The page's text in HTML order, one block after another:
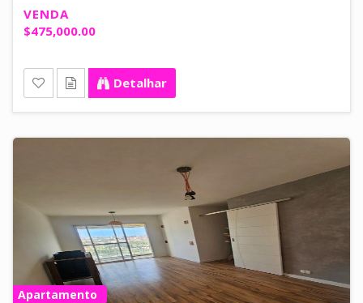
VENDA
$475,000.00
Detalhar
Apartamento